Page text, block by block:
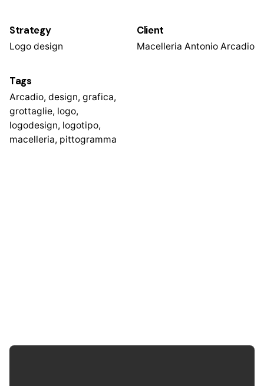
Strategy
Logo design
Client
Macelleria Antonio Arcadio
Tags
Arcadio, design, grafica,
grottaglie, logo,
logodesign, logotipo,
macelleria, pittogramma